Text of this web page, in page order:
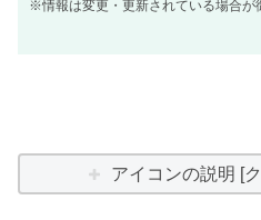
※情報は変更・更新されている場合が
アイコンの説明 [